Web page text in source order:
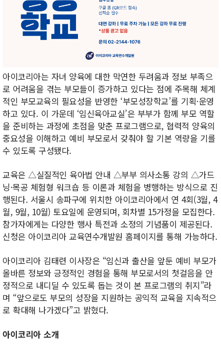
아이코리아는 자녀 양육에 대한 막연한 두려움과 정보 부족으
로 어려움을 겪는 부모들이 증가하고 있다는 점에 주목해 체계
적인 부모교육의 필요성을 반영한 ‘부모성장학교’를 기획·운영
하고 있다. 이 가운데 ‘임신육아교실’은 부부가 함께 부모 역할
을 준비하는 과정에 초점을 맞춘 프로그램으로, 협력적 양육의
중요성을 이해하고 예비 부모로서 갖춰야 할 기본 역량을 기를
수 있도록 구성됐다.
교육은 △실질적인 육아법 안내 △부부 의사소통 강의 △가드
닝·목공 체험형 워크숍 등 이론과 체험을 병행하는 방식으로 진
행된다. 서울시 송파구에 위치한 아이코리아에서 연 4회(3월, 4
월, 9월, 10월) 토요일에 운영되며, 회차별 15가정을 모집한다.
참가자에게는 다양한 행사 특전과 소정의 기념품이 제공된다.
신청은 아이코리아 교육연수개발원 홈페이지를 통해 가능하다.
아이코리아 김태련 이사장은 “임신과 출산을 앞둔 예비 부모가
올바른 정보와 긍정적인 경험을 통해 부모로서의 첫걸음을 안
정적으로 내디딜 수 있도록 돕는 것이 본 프로그램의 취지”라
며 “앞으로도 부모의 성장을 지원하는 공익적 교육을 지속적으
로 확대해 나가겠다”고 밝혔다.
아이코리아 소개